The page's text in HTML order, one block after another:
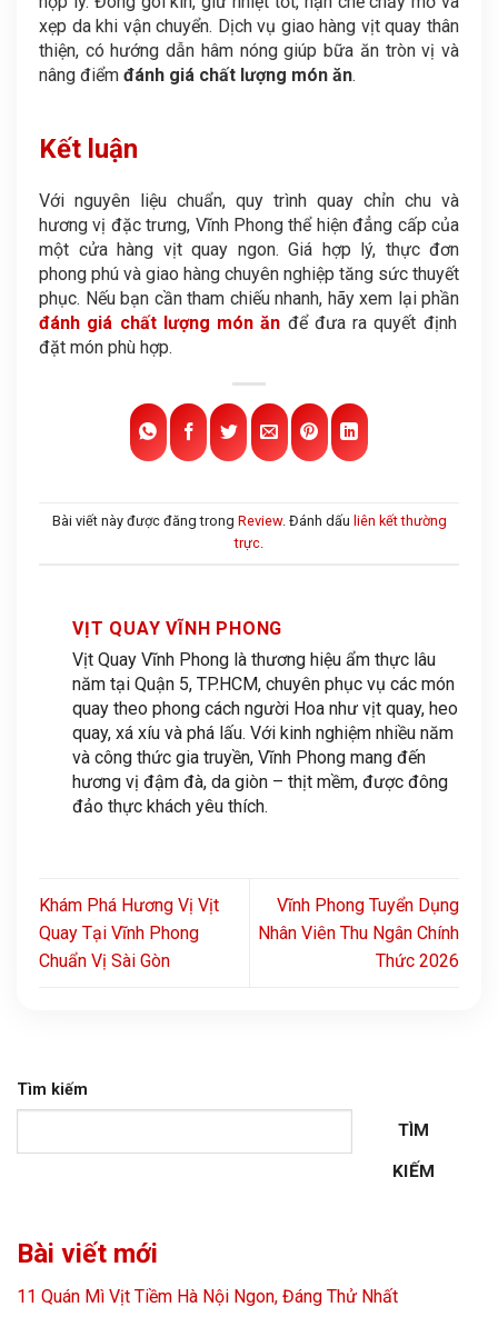
xẹp da khi vận chuyển. Dịch vụ giao hàng vịt quay thân
thiện, có hướng dẫn hâm nóng giúp bữa ăn tròn vị và
nâng điểm đánh giá chất lượng món ăn.
Kết luận
Với nguyên liệu chuẩn, quy trình quay chỉn chu và
hương vị đặc trưng, Vĩnh Phong thể hiện đẳng cấp của
một cửa hàng vịt quay ngon. Giá hợp lý, thực đơn
phong phú và giao hàng chuyên nghiệp tăng sức thuyết
phục. Nếu bạn cần tham chiếu nhanh, hãy xem lại phần
đánh giá chất lượng món ăn để đưa ra quyết định
đặt món phù hợp.
Bài viết này được đăng trong Review. Đánh dấu liên kết thường
trực.
VỊT QUAY VĨNH PHONG
Vịt Quay Vĩnh Phong là thương hiệu ẩm thực lâu
năm tại Quận 5, TP.HCM, chuyên phục vụ các món
quay theo phong cách người Hoa như vịt quay, heo
quay, xá xíu và phá lấu. Với kinh nghiệm nhiều năm
và công thức gia truyền, Vĩnh Phong mang đến
hương vị đậm đà, da giòn – thịt mềm, được đông
đảo thực khách yêu thích.
Khám Phá Hương Vị Vịt
Quay Tại Vĩnh Phong
Chuẩn Vị Sài Gòn
Vĩnh Phong Tuyển Dụng
Nhân Viên Thu Ngân Chính
Thức 2026
Tìm kiếm
TÌM
KIẾM
Bài viết mới
11 Quán Mì Vịt Tiềm Hà Nội Ngon, Đáng Thử Nhất